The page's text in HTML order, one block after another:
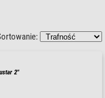
2"